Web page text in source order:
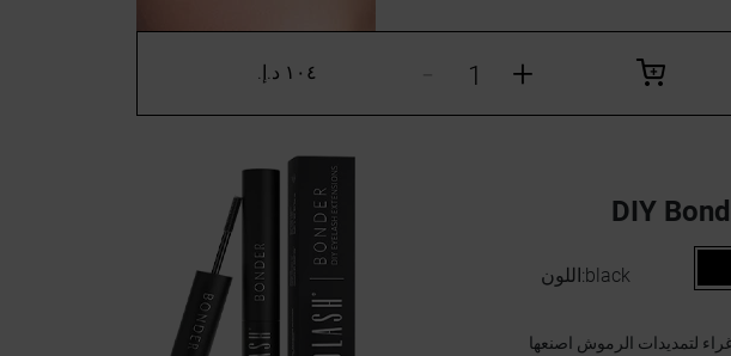
١٠٤ د.إ.‏ +
DIY
اللون:black
لتمديدات الرموش اصنعها